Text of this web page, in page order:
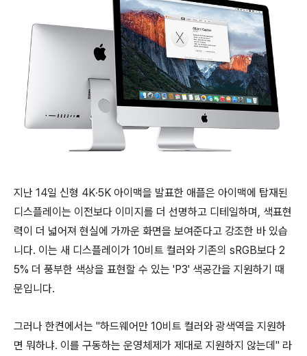
지난 14일 신형 4K∙5K 아이맥을 발표한 애플은 아이맥에 탑재된
디스플레이는 이전보다 이미지를 더 선명하고 디테일하며, 색표현
력이 더 넓어져 현실에 가까운 화면을 보여준다고 강조한 바 있습
니다. 이는 새 디스플레이가 10비트 컬러와 기존의 sRGB보다 2
5% 더 풍부한 색상을 표현할 수 있는 'P3' 색공간을 지원하기 때
문입니다.
그러나 한켠에서는 "하드웨어만 10비트 컬러와 광색역을 지원하
면 뭐하냐. 이를 구동하는 운영체제가 제대로 지원하지 않는데" 라